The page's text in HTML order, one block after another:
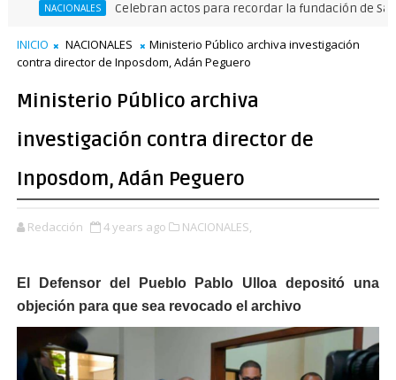
Celebran actos para recordar la fundación de Santo
INICIO NACIONALES
Ministerio Público archiva investigación
contra director de Inposdom, Adán Peguero
Ministerio Público archiva
investigación contra director de
Inposdom, Adán Peguero
Redacción 4 years ago NACIONALES,
El Defensor del Pueblo Pablo Ulloa depositó una
objeción para que sea revocado el archivo